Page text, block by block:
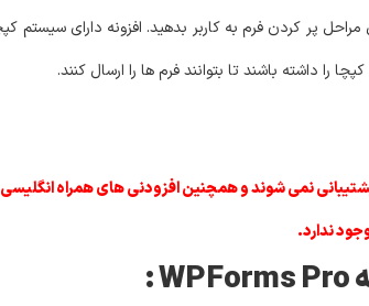
پر کردن فرم به کاربر بدهید. افزونه دارای سیستم
را داشته باشند تا بتوانند فرم ها را ارسال کنند.
نمی شوند و همچنین افزودنی های همراه
ندارد.